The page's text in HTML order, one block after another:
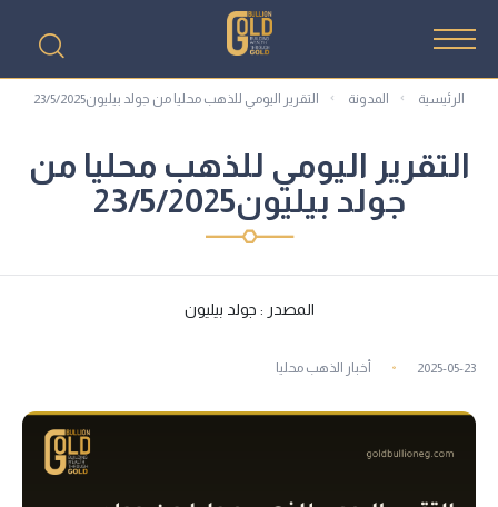
الرئيسية المدونة التقرير اليومي للذهب محليا من جولد بيليون23/5/2025
التقرير اليومي للذهب محليا من
جولد بيليون23/5/2025
المصدر : جولد بيليون
2025-05-23 أخبار الذهب محليا